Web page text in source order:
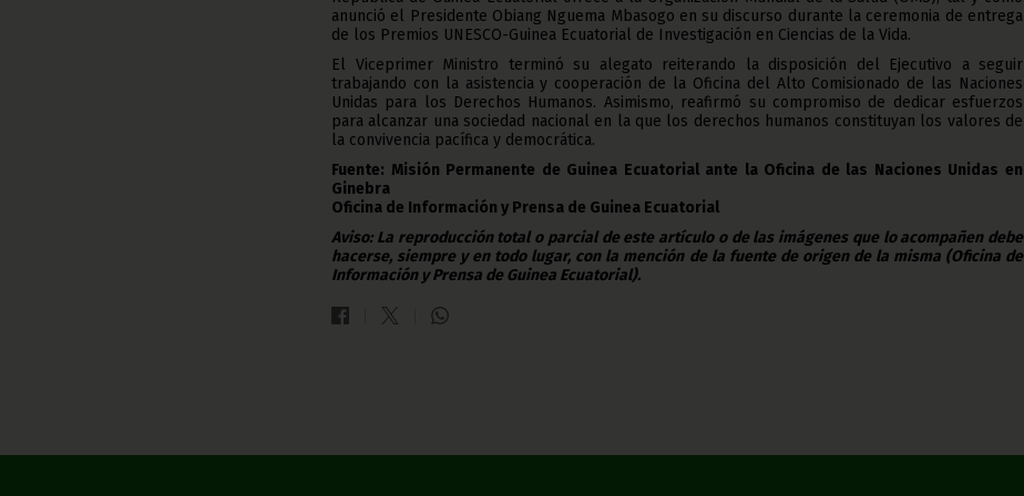
anunció el Presidente Obiang Nguema Mbasogo en su discurso durante la ceremonia de entrega
de los Premios UNESCO-Guinea Ecuatorial de Investigación en Ciencias de la Vida.
El Viceprimer Ministro terminó su alegato reiterando la disposición del Ejecutivo a seguir
trabajando con la asistencia y cooperación de la Oficina del Alto Comisionado de las Naciones
Unidas para los Derechos Humanos. Asimismo, reafirmó su compromiso de dedicar esfuerzos
para alcanzar una sociedad nacional en la que los derechos humanos constituyan los valores de
la convivencia pacífica y democrática.
Fuente: Misión Permanente de Guinea Ecuatorial ante la Oficina de las Naciones Unidas en
Ginebra
Oficina de Información y Prensa de Guinea Ecuatorial
Aviso: La reproducción total o parcial de este artículo o de las imágenes que lo acompañen debe
hacerse, siempre y en todo lugar, con la mención de la fuente de origen de la misma (Oficina de
Información y Prensa de Guinea Ecuatorial).